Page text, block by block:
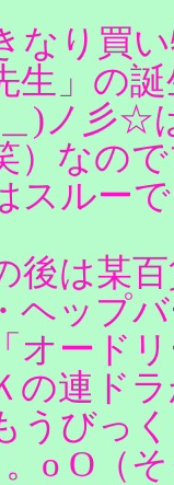
なり買
生」の
)ノ彡☆
）なの
スルー
後は某
ヘップ
オード
の連ド
うびっ
。o O（